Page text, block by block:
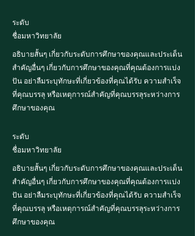
ระดับ
ชื่อมหาวิทยาลัย
อธิบายสั้นๆ เกี่ยวกับระดับการศึกษาของคุณและประเด็น
สำคัญอื่นๆ เกี่ยวกับการศึกษาของคุณที่คุณต้องการแบ่ง
ปัน อย่าลืมระบุทักษะที่เกี่ยวข้องที่คุณได้รับ ความสำเร็จ
ที่คุณบรรลุ หรือเหตุการณ์สำคัญที่คุณบรรลุระหว่างการ
ศึกษาของคุณ
ระดับ
ชื่อมหาวิทยาลัย
อธิบายสั้นๆ เกี่ยวกับระดับการศึกษาของคุณและประเด็น
สำคัญอื่นๆ เกี่ยวกับการศึกษาของคุณที่คุณต้องการแบ่ง
ปัน อย่าลืมระบุทักษะที่เกี่ยวข้องที่คุณได้รับ ความสำเร็จ
ที่คุณบรรลุ หรือเหตุการณ์สำคัญที่คุณบรรลุระหว่างการ
ศึกษาของคุณ